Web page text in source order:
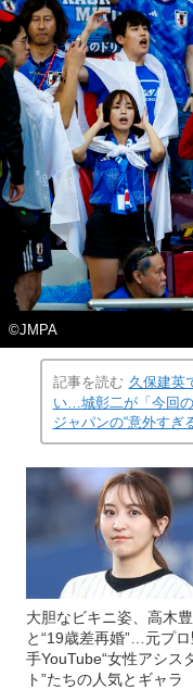
©JMPA
記事を読む 久保建英
い…城彰二が「今回
ジャパンの“意外すぎ
大胆なビキニ姿、高木
と“19歳差再婚”…元プ
手YouTube“女性アシス
ト”たちの人気とギャラ